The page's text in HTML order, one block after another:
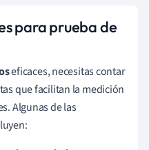
para prueba de
eficaces, necesitas contar
que facilitan la medición
Algunas de las